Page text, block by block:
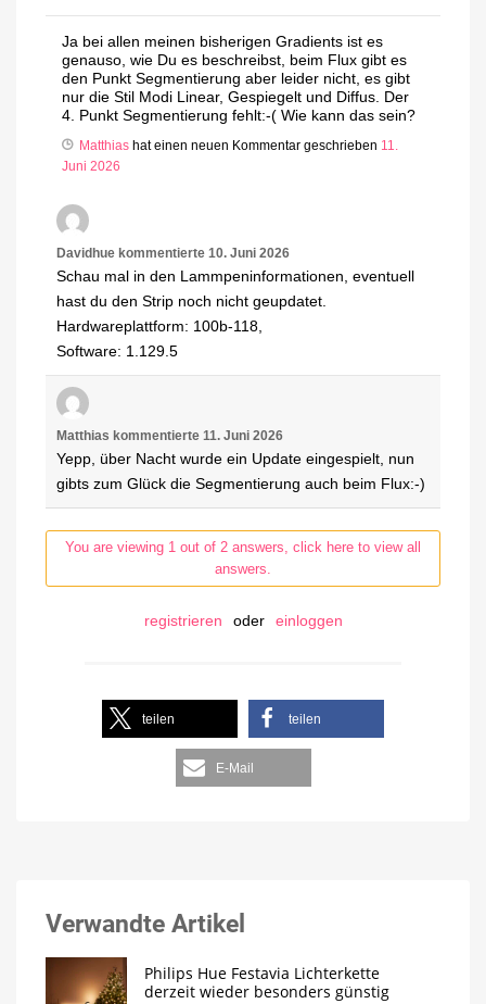
Ja bei allen meinen bisherigen Gradients ist es
genauso, wie Du es beschreibst, beim Flux gibt es
den Punkt Segmentierung aber leider nicht, es gibt
nur die Stil Modi Linear, Gespiegelt und Diffus. Der
4. Punkt Segmentierung fehlt:-( Wie kann das sein?
Matthias hat einen neuen Kommentar geschrieben 11.
Juni 2026
Davidhue kommentierte 10. Juni 2026
Schau mal in den Lammpeninformationen, eventuell
hast du den Strip noch nicht geupdatet.
Hardwareplattform: 100b-118,
Software: 1.129.5
Matthias kommentierte 11. Juni 2026
Yepp, über Nacht wurde ein Update eingespielt, nun
gibts zum Glück die Segmentierung auch beim Flux:-)
You are viewing 1 out of 2 answers, click here to view all
answers.
registrieren oder einloggen
teilen teilen
E-Mail
Verwandte Artikel
Philips Hue Festavia Lichterkette
derzeit wieder besonders günstig